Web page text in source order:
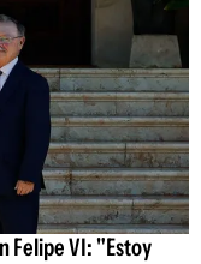
Felipe VI: "Estoy